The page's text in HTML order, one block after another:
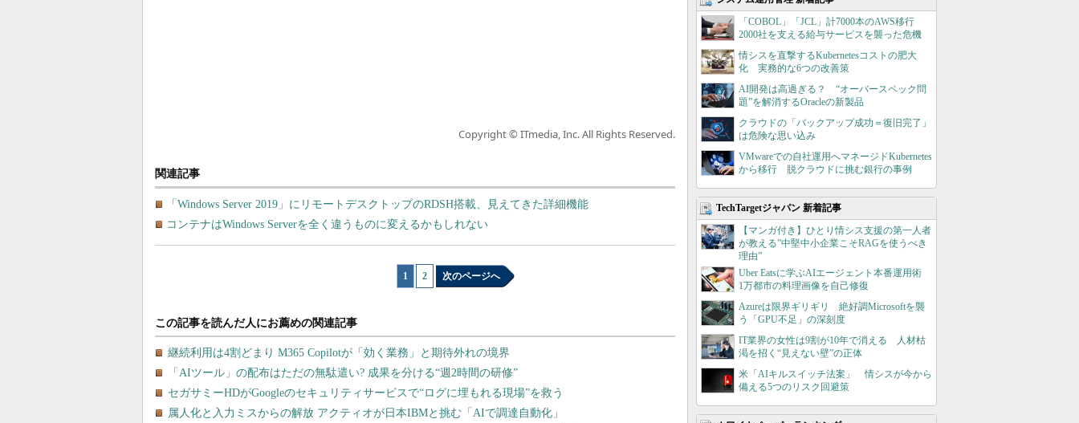
Copyright © ITmedia, Inc. All Rights Reserved.
関連記事
「Windows Server 2019」にリモートデスクトップのRDSH搭載、見えてきた詳細機能
コンテナはWindows Serverを全く違うものに変えるかもしれない
1 2 次のページへ
「COBOL」「JCL」計7000本のAWS移行
2000社を支える給与サービスを襲った危機
情シスを直撃するKubernetesコストの肥大
化 実務的な6つの改善策
AI開発は高過ぎる？ “オーバースペック問
題”を解消するOracleの新製品
クラウドの「バックアップ成功＝復旧完了」
は危険な思い込み
VMwareでの自社運用へマネージドKubernetes
から移行 脱クラウドに挑む銀行の事例
TechTargetジャパン 新着記事
【マンガ付き】ひとり情シス支援の第一人者
が教える”中堅中小企業こそRAGを使うべき
理由”
Uber Eatsに学ぶAIエージェント本番運用術
1万都市の料理画像を自己修復
Azureは限界ギリギリ 絶好調Microsoftを襲
う「GPU不足」の深刻度
IT業界の女性は9割が10年で消える 人材枯
渇を招く“見えない壁”の正体
米「AIキルスイッチ法案」 情シスが今から
備える5つのリスク回避策